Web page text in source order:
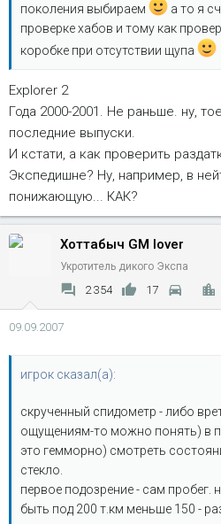
поколения выбираем
а то я
проверке хабов и тому как
коробке при отсутствии щупа
Explorer 2
Года 2000-2001. Не раньше. ну,
последние выпуски.
И кстати, а как проверить
Экспедишне? Ну, например, в
понижающую... КАК?
Хоттабыч GM lover
Укротитель дикого Экспа
2 354 17
09.09.2007
игрок сказал(а):
скрученный спидометр - либо
ощущениям-то можно понять) в
это гемморно) смотреть
стекло.
первое подозрение - сам пробег.
быть под 200 т.км меньше 150 -